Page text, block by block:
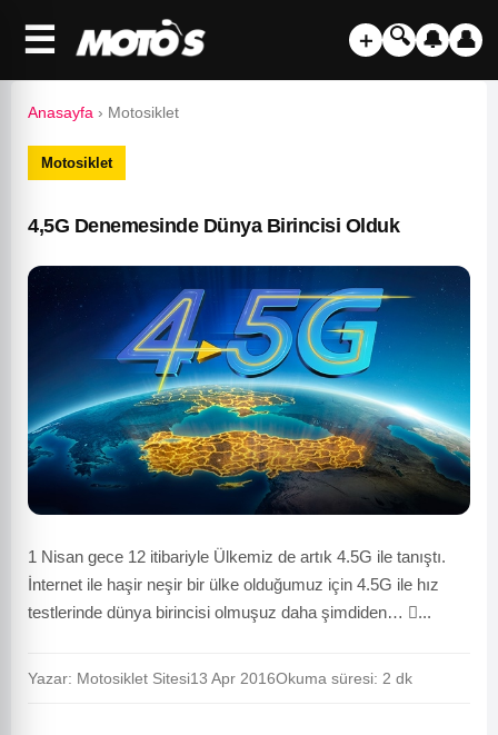
☰ ＋ 🔍 🔔 👤
Anasayfa › Motosiklet
Motosiklet
4,5G Denemesinde Dünya Birincisi Olduk
1 Nisan gece 12 itibariyle Ülkemiz de artık 4.5G ile tanıştı.
İnternet ile haşir neşir bir ülke olduğumuz için 4.5G ile hız
testlerinde dünya birincisi olmuşuz daha şimdiden… ...
Yazar: Motosiklet Sitesi13 Apr 2016Okuma süresi: 2 dk